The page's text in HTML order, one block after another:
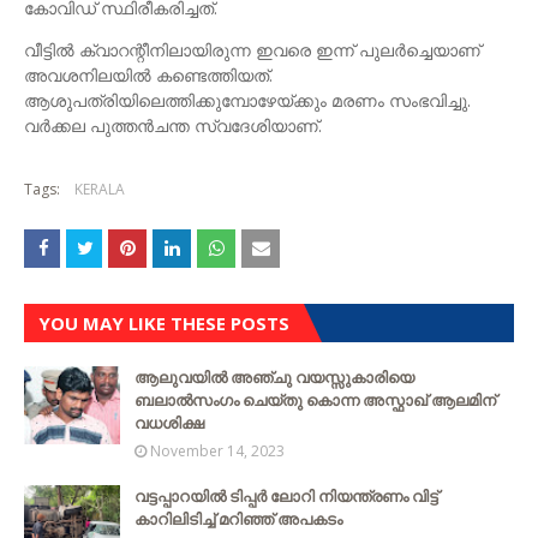
കോവിഡ് സ്ഥിരീകരിച്ചത്.
വീട്ടിൽ ക്വാറന്റീനിലായിരുന്ന ഇവരെ ഇന്ന് പുലർച്ചെയാണ്
അവശനിലയിൽ കണ്ടെത്തിയത്.
ആശുപത്രിയിലെത്തിക്കുമ്പോഴേയ്ക്കും മരണം സംഭവിച്ചു.
വർക്കല പുത്തൻചന്ത സ്വദേശിയാണ്.
Tags: KERALA
YOU MAY LIKE THESE POSTS
ആലുവയിൽ അഞ്ചു വയസ്സുകാരിയെ
ബലാൽസംഗം ചെയ്‌തു കൊന്ന അസ്ഫാഖ് ആലമിന്
വധശിക്ഷ
November 14, 2023
വട്ടപ്പാറയില്‍ ടിപ്പര്‍ ലോറി നിയന്ത്രണം വിട്ട്
കാറിലിടിച്ച് മറിഞ്ഞ് അപകടം